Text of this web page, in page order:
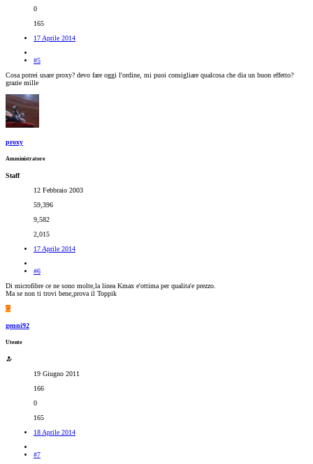
0
165
17 Aprile 2014
#5
Cosa potrei usare proxy? devo fare oggi l'ordine, mi puoi consigliare qualcosa che dia un buon effetto?
grazie mille
proxy
Amministratore
Staff
12 Febbraio 2003
59,396
9,582
2,015
17 Aprile 2014
#6
Di microfibre ce ne sono molte,la linea Kmax e'ottima per qualita'e prezzo.
Ma se non ti trovi bene,prova il Toppik
G
genni92
Utente
19 Giugno 2011
166
0
165
18 Aprile 2014
#7